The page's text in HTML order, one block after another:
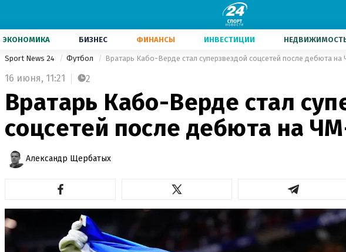
ЭКОНОМИКА БИЗНЕС ФИНАНСЫ ИНВЕСТИЦИИ
Sport News 24 Футбол Вратарь Кабо-Верде стал суперзвездой соцсетей после дебюта
16 июня, 11:21 2
Вратарь Кабо-Верде стал
соцсетей после дебюта на
Александр Щербатых